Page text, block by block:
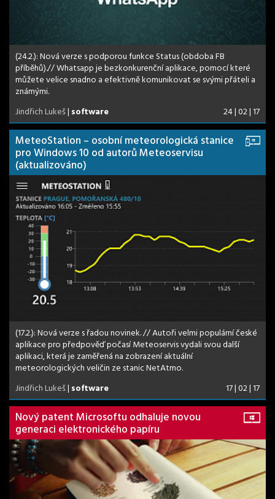
(24.2.): Nová verze s podporou funkce Status (obdoba FB
příběhů).// Whatsapp je bezkonkurenční aplikace, pomocí které
můžete velice snadno a efektivně komunikovat se svými přáteli a
známými.
Jindřich Lukeš| software 24 | 02 | 17
MeteoStation – osobní meteorologická stanice
pro Windows 10 od autorů Meteoservisu
(aktualizováno)
(17.2.): Nová verze s řadou novinek. // Autoři velmi populární české
aplikace pro předpověď počasí Meteoservis vydali svou další
aplikaci, která je zaměřená na zobrazení aktuální
meteorologických veličin ze stanic NetAtmo.
Jindřich Lukeš| software 17 | 02 | 17
Nový patent Microsoftu odhaluje novou
generaci elektronického papíru